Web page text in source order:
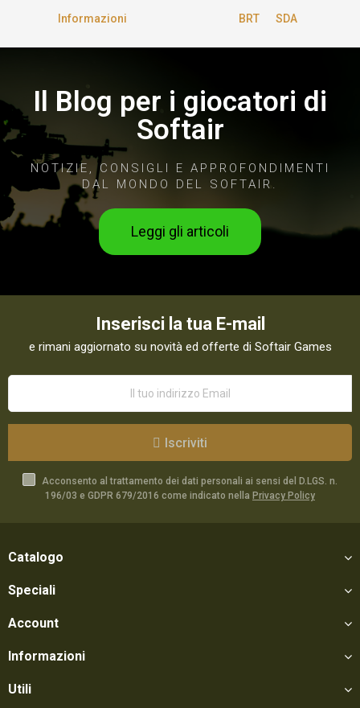
Informazioni BRT SDA
Il Blog per i giocatori di
Softair
NOTIZIE, CONSIGLI E APPROFONDIMENTI
DAL MONDO DEL SOFTAIR.
Leggi gli articoli
Inserisci la tua E-mail
e rimani aggiornato su novità ed offerte di Softair Games
Iscriviti
Acconsento al trattamento dei dati personali ai sensi del D.LGS. n.
196/03 e GDPR 679/2016 come indicato nella Privacy Policy
Catalogo
Speciali
Account
Informazioni
Utili